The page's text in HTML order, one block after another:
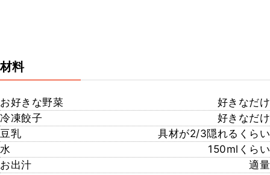
材料
お好きな野菜
好きなだけ
冷凍餃子
好きなだけ
豆乳
具材が2/3隠れるくらい
水
150mlくらい
お出汁
適量